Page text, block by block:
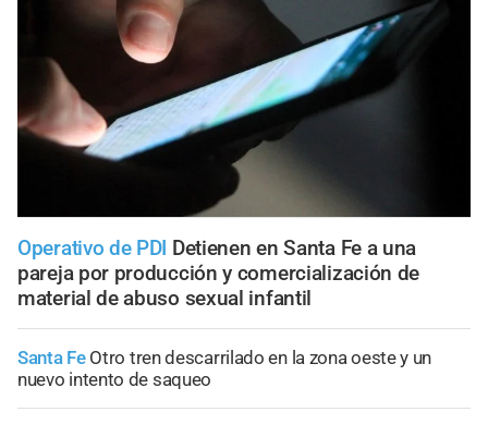
Operativo de PDI Detienen en Santa Fe a una
pareja por producción y comercialización de
material de abuso sexual infantil
Santa Fe Otro tren descarrilado en la zona oeste y un
nuevo intento de saqueo